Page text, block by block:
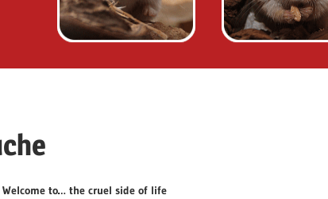
to… the cruel side of life